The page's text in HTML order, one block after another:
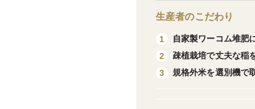
生産者のこだわり
1
自家製ワーコム堆肥
2
疎植栽培で丈夫な稲
3
規格外米を選別機で